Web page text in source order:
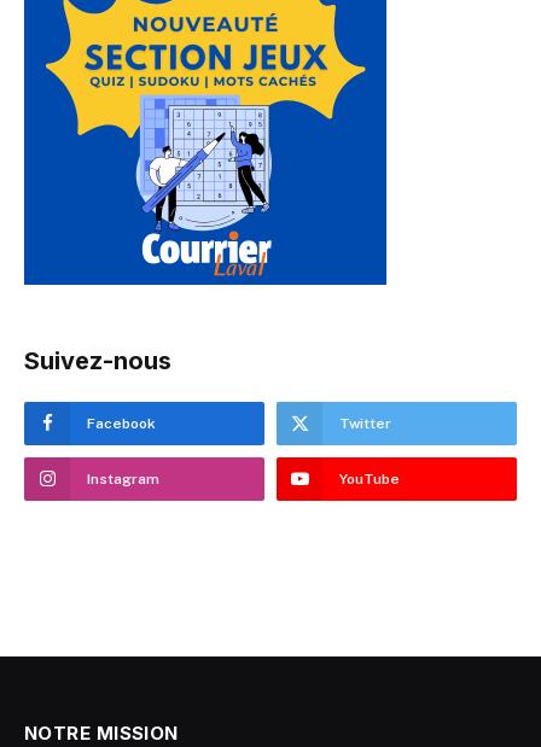
Suivez-nous
Facebook Twitter
Instagram YouTube
NOTRE MISSION